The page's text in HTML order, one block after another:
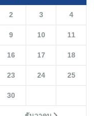
2 3 4
9 10 11
16 17 18
23 24 25
30